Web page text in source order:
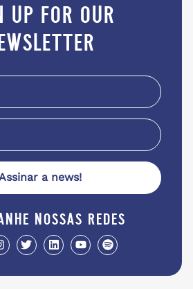
up for our
a news!
nossas redes